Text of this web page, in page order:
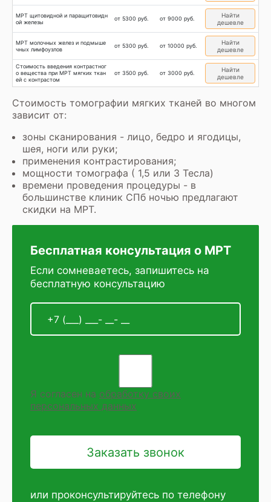
МРТ щитовидной и паращитовидн
ой железы
от 5300 руб. от 9000 руб.
Найти
дешевле
МРТ молочных желез и подмыше
чных лимфоузлов
от 5300 руб. от 10000 руб.
Найти
дешевле
Стоимость введения контрастног
о вещества при МРТ мягких ткан
ей с контрастом
от 3500 руб. от 3000 руб.
Найти
дешевле
Стоимость томографии мягких тканей во многом
зависит от:
зоны сканирования - лицо, бедро и ягодицы,
шея, ноги или руки;
применения контрастирования;
мощности томографа ( 1,5 или 3 Тесла)
времени проведения процедуры - в
большинстве клиник СПб ночью предлагают
скидки на МРТ.
Бесплатная консультация о МРТ
Если сомневаетесь, запишитесь на
бесплатную консультацию
Я согласен на обработку своих
персональных данных
или проконсультируйтесь по телефону